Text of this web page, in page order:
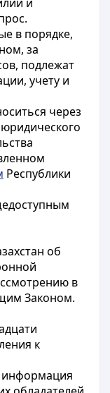
в порядке,
за
подлежат
учету и
через
Республики
об
в
Законом.
к
информация